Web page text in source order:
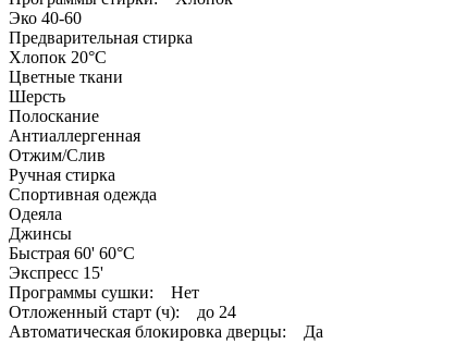
Эко 40-60
Предварительная стирка
Хлопок 20°C
Цветные ткани
Шерсть
Полоскание
Антиаллергенная
Отжим/Слив
Ручная стирка
Спортивная одежда
Одеяла
Джинсы
Быстрая 60' 60°C
Экспресс 15'
Программы сушки: Нет
Отложенный старт (ч): до 24
Автоматическая блокировка дверцы: Да